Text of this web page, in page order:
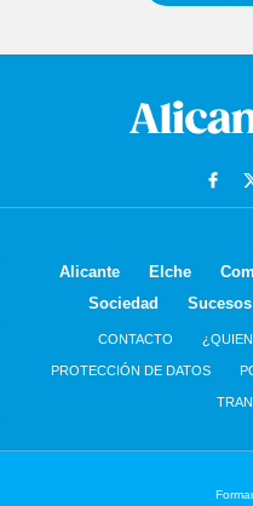
Alicante Elche
Sociedad
Sucesos
CONTACTO
PROTECCIÓN DE DATOS